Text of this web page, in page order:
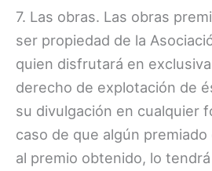
7. Las obras. Las obras
ser propiedad de la
quien disfrutará en
derecho de explotación de
su divulgación en cualquier
caso de que algún
al premio obtenido, lo